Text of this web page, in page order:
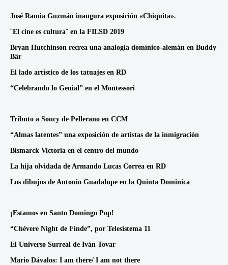
José Ramia Guzmán inaugura exposición «Chiquita».
¨El cine es cultura¨ en la FILSD 2019
Bryan Hutchinson recrea una analogía domínico-alemán en Buddy
Bär
El lado artístico de los tatuajes en RD
“Celebrando lo Genial” en el Montessori
Tributo a Soucy de Pellerano en CCM
“Almas latentes” una exposición de artistas de la inmigración
Bismarck Victoria en el centro del mundo
La hija olvidada de Armando Lucas Correa en RD
Los dibujos de Antonio Guadalupe en la Quinta Dominica
¡Estamos en Santo Domingo Pop!
“Chévere Night de Finde”, por Telesistema 11
El Universo Surreal de Iván Tovar
Mario Dávalos: I am there/ I am not there